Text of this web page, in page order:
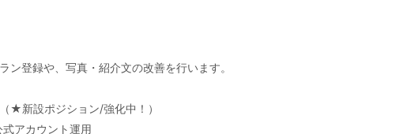
ン登録や、写真・紹介文の改善を行います。
★新設ポジション/強化中！）
アカウント運用